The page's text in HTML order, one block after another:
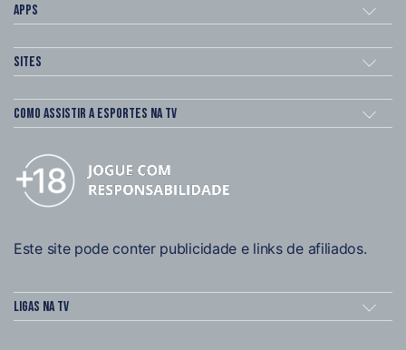
Apps
Sites
Como assistir a esportes na TV
Este site pode conter publicidade e links de afiliados.
Ligas na TV